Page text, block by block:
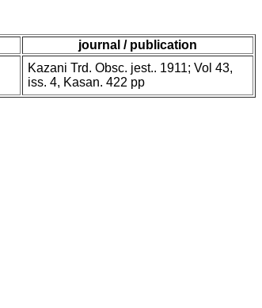
journal / publication
Kazani Trd. Obsc. jest.. 1911; Vol 43,
iss. 4, Kasan. 422 pp